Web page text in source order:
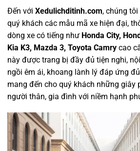
Đến với Xedulichditinh.com, chúng
quý khách các mẫu mã xe hiện đại,
dòng xe có tiếng như Honda City,
Kia K3, Mazda 3, Toyota Camry cao
này được trang bị đầy đủ tiện nghi,
ngồi êm ái, khoang lành lý đáp ứng
mang đến cho quý khách những giây
người thân, gia đình với niềm hạnh